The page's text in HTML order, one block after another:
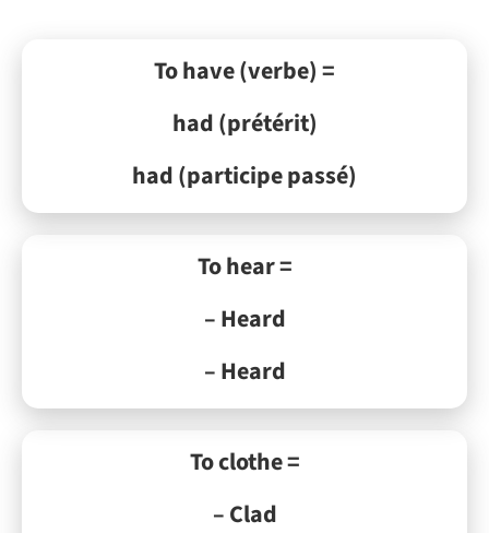
To have (verbe) =
had (prétérit)
had (participe passé)
To hear =
– Heard
– Heard
To clothe =
– Clad